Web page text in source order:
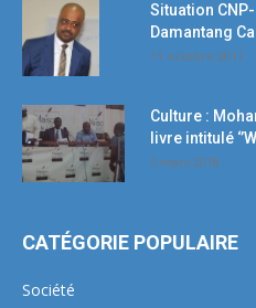
Situation
Damantang
11 octobre 2017
Culture :
livre intitulé
5 mars 2018
CATÉGORIE POPULAIRE
Société